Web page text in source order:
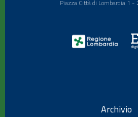
Piazza Città di Lombardia 1
Archivio